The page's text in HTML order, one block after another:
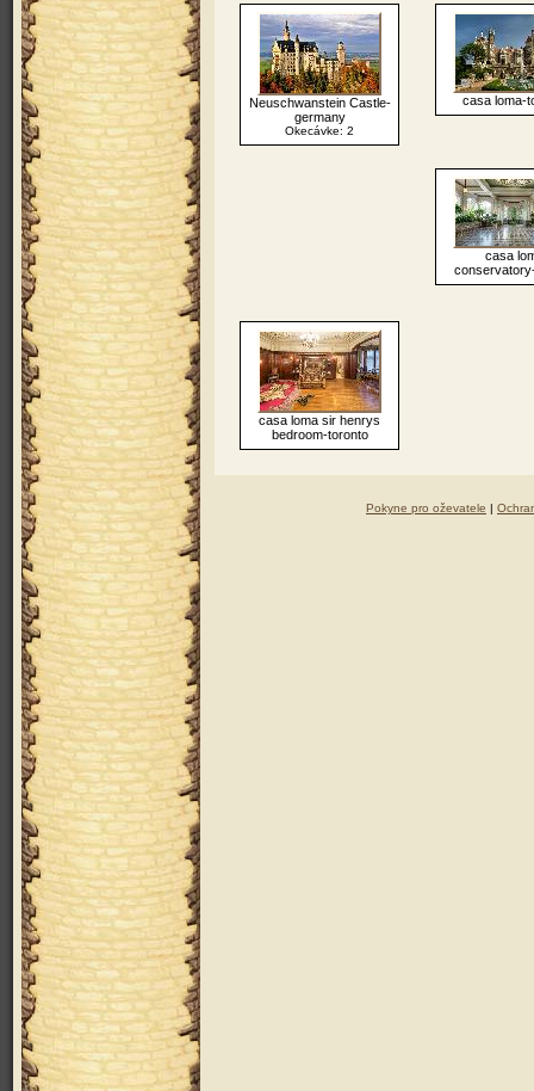
Neuschwanstein Castle-
germany
Okecávke: 2
casa loma-
casa
casa loma sir henrys
bedroom-toronto
Pokyne pro oževatele